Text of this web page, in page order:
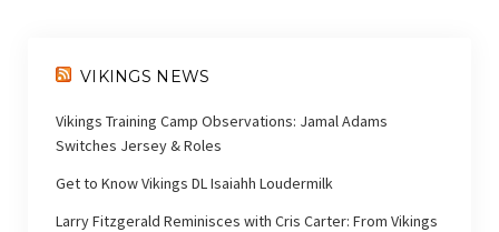
VIKINGS NEWS
Vikings Training Camp Observations: Jamal Adams
Switches Jersey & Roles
Get to Know Vikings DL Isaiahh Loudermilk
Larry Fitzgerald Reminisces with Cris Carter: From Vikings